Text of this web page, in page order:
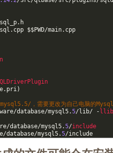
. h
. cpp $$PWD/main. cpp
. pri )
，需要更改为自己电脑的
/database/mysql5.5/lib/ -
/database/mysql5.5/include
/database/mysql5.5/include